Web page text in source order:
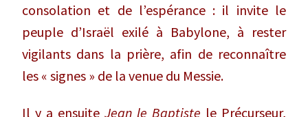
consolation et de l’espérance : il invite le
peuple d’Israël exilé à Babylone, à rester
vigilants dans la prière, afin de reconnaître
les « signes » de la venue du Messie.
Il y a ensuite Jean le Baptiste le Précurseur,